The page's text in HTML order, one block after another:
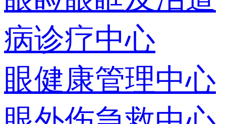
病诊疗中心
眼健康管理中心